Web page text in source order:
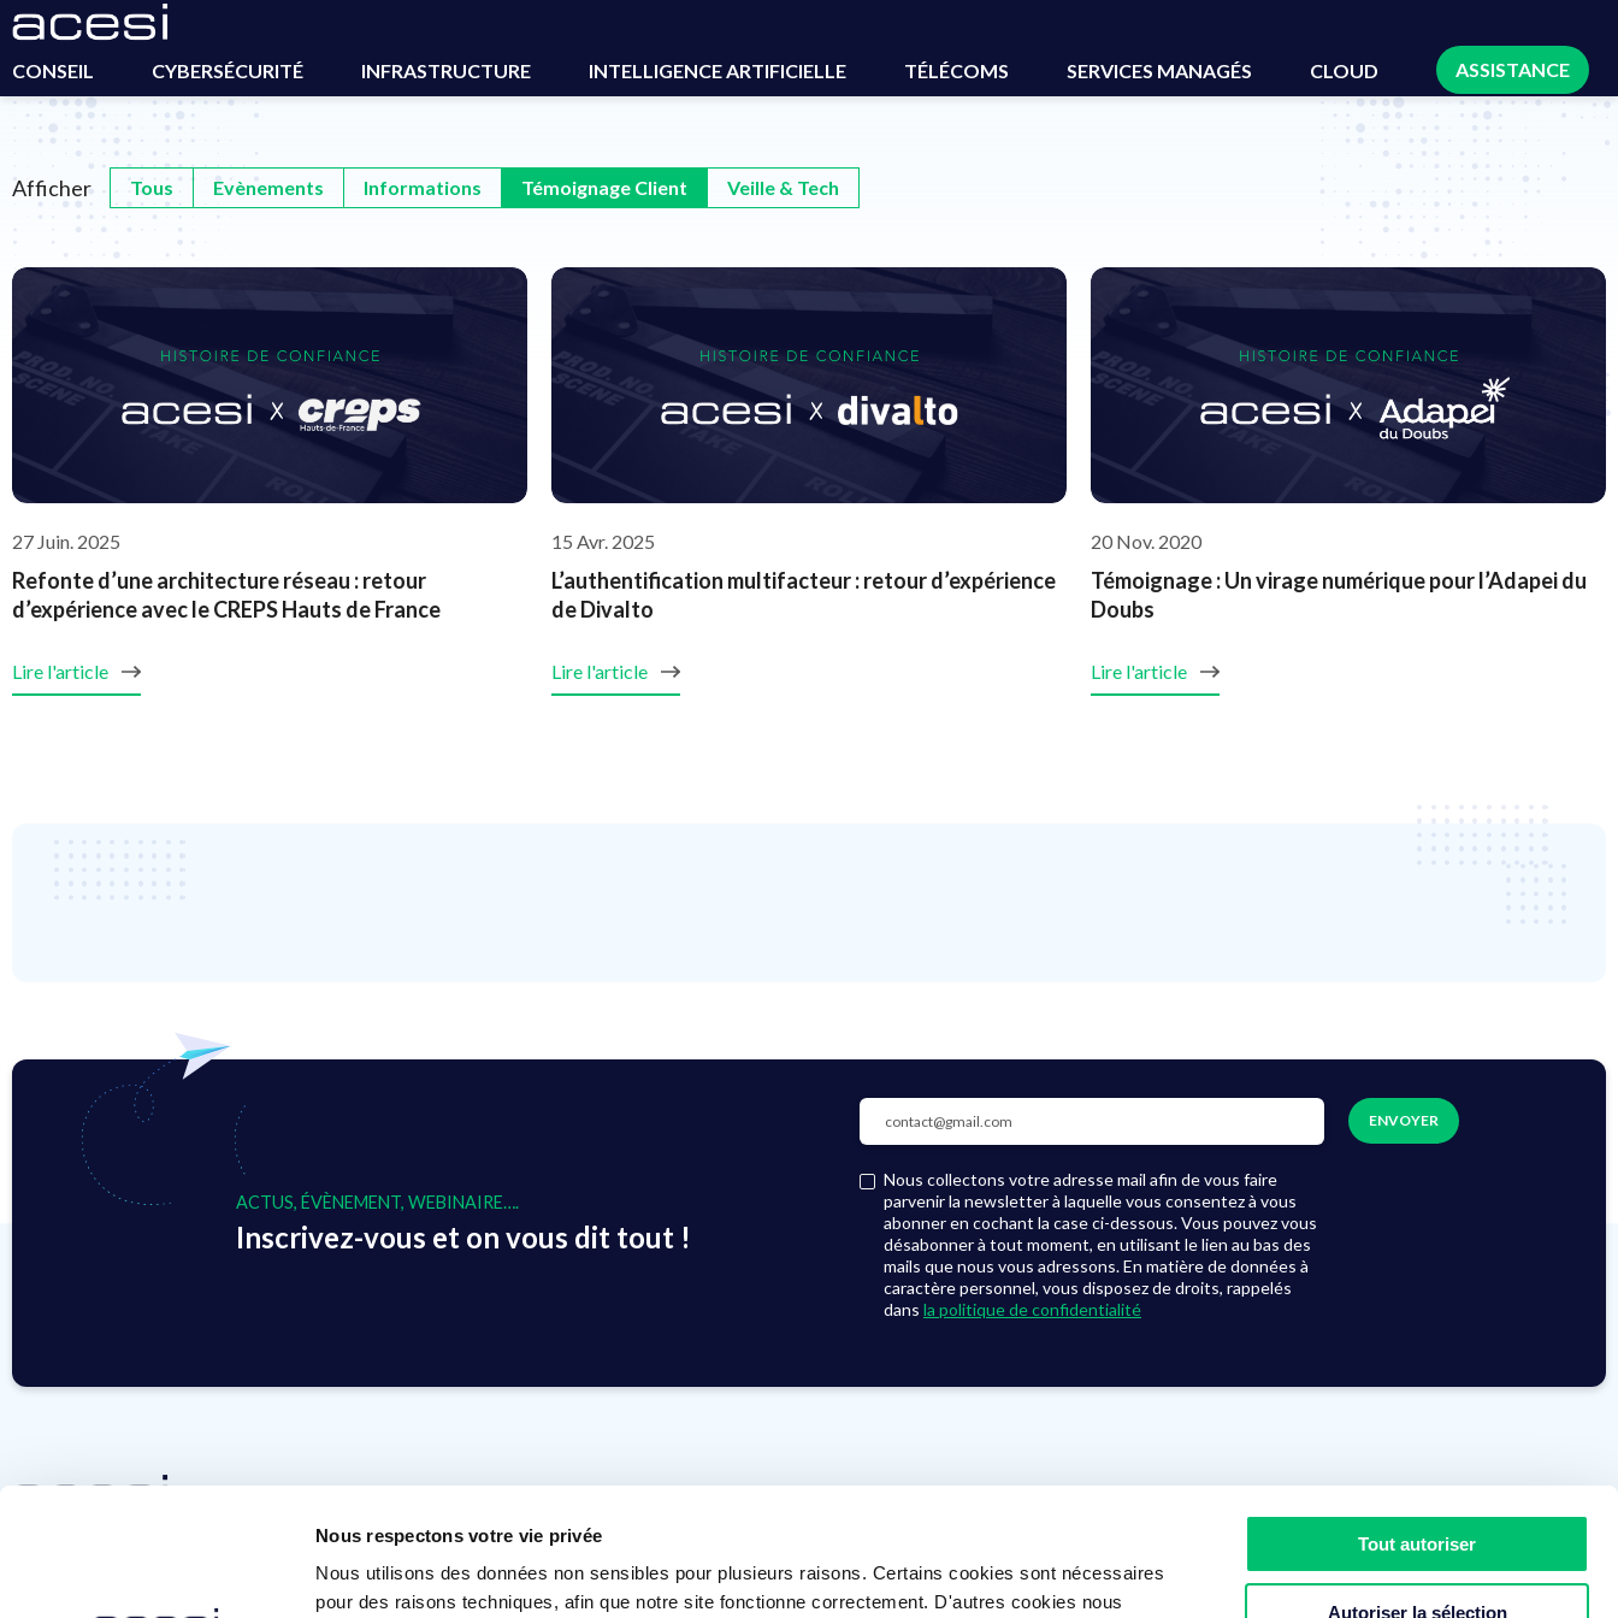
Nous respectons votre vie privée
Nous utilisons des données non sensibles pour plusieurs raisons. Certains cookies sont nécessaires
pour des raisons techniques, afin que notre site fonctionne correctement. D'autres cookies nous
Tout autoriser
Autoriser la sélection
CONSEIL CYBERSÉCURITÉ INFRASTRUCTURE INTELLIGENCE ARTIFICIELLE TÉLÉCOMS SERVICES MANAGÉS CLOUD ASSISTANCE
Accueil>Actualités
Afficher Tous Evènements Informations Témoignage Client Veille & Tech
27 Juin. 2025
Refonte d’une architecture réseau : retour
d’expérience avec le CREPS Hauts de France
Lire l'article
15 Avr. 2025
L’authentification multifacteur : retour d’expérience
de Divalto
Lire l'article
20 Nov. 2020
Témoignage : Un virage numérique pour l’Adapei du
Doubs
Lire l'article
ACTUS, ÉVÈNEMENT, WEBINAIRE….
Inscrivez-vous et on vous dit tout !
Nous collectons votre adresse mail afin de vous faire
parvenir la newsletter à laquelle vous consentez à vous
abonner en cochant la case ci-dessous. Vous pouvez vous
désabonner à tout moment, en utilisant le lien au bas des
mails que nous vous adressons. En matière de données à
caractère personnel, vous disposez de droits, rappelés
dans la politique de confidentialité
Voir nos agences
Démarche RSE
Nos partenaires
Assistance